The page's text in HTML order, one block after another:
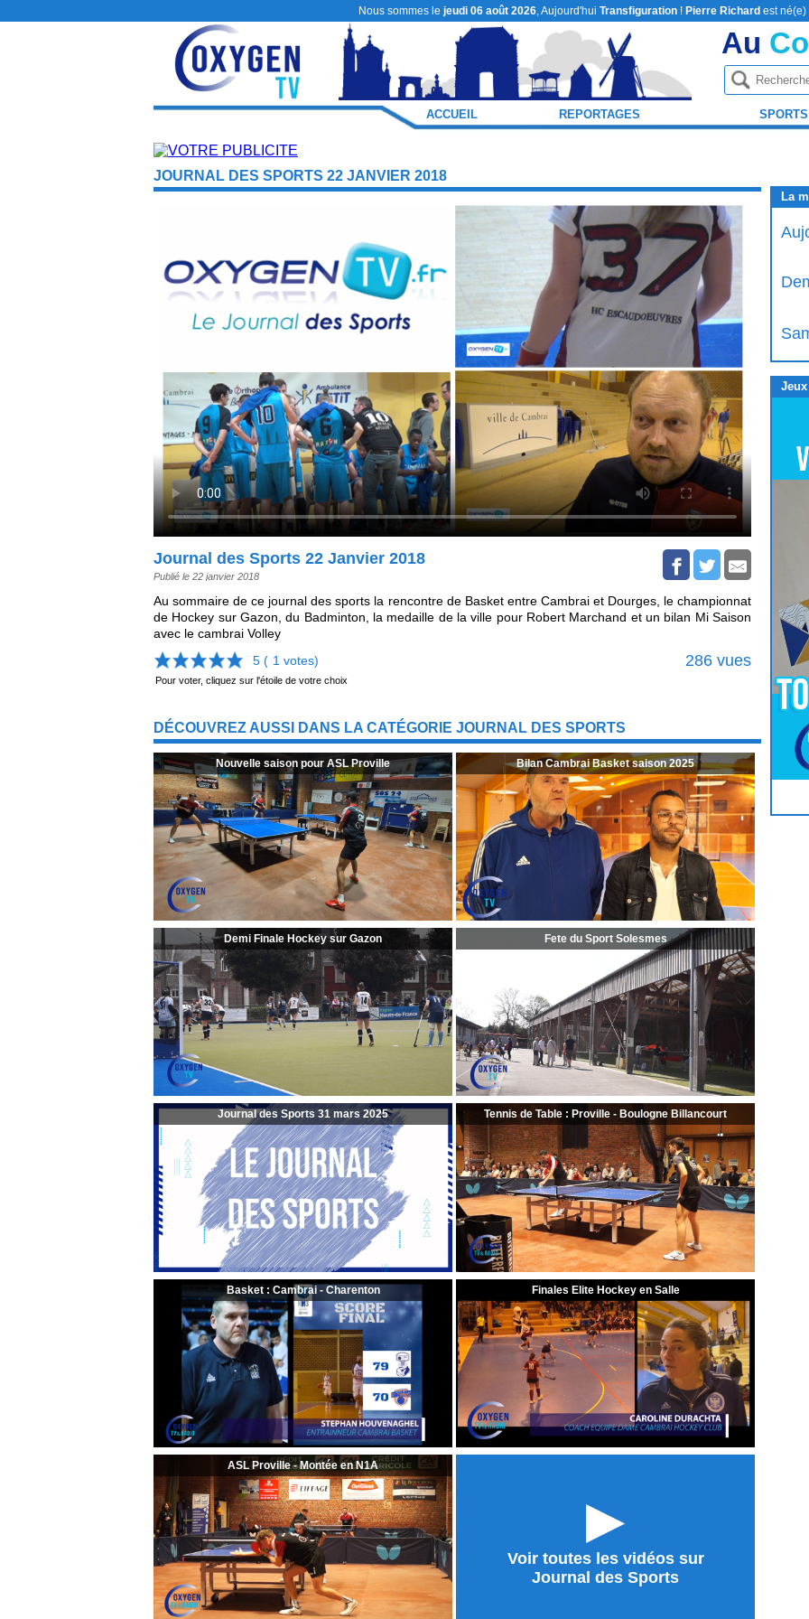
Nous sommes le jeudi 06 août 2026, Aujourd'hui Transfiguration ! Pierre Richard est né(e)
Au
ACCUEIL REPORTAGES SPORTS
JOURNAL DES SPORTS 22 JANVIER 2018
Journal des Sports 22 Janvier 2018
Publié le 22 janvier 2018
Au sommaire de ce journal des sports la rencontre de Basket entre Cambrai et Dourges, le championnat
de Hockey sur Gazon, du Badminton, la medaille de la ville pour Robert Marchand et un bilan Mi Saison
avec le cambrai Volley
5 ( 1 votes) 286 vues
Pour voter, cliquez sur l'étoile de votre choix
DÉCOUVREZ AUSSI DANS LA CATÉGORIE JOURNAL DES SPORTS
Nouvelle saison pour ASL Proville Bilan Cambrai Basket saison 2025
Demi Finale Hockey sur Gazon Fete du Sport Solesmes
Journal des Sports 31 mars 2025 Tennis de Table : Proville - Boulogne Billancourt
Basket : Cambrai - Charenton Finales Elite Hockey en Salle
ASL Proville - Montée en N1A
►
Voir toutes les vidéos sur
Journal des Sports
La
Jeux
PourJouer cliquez-ici